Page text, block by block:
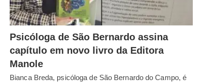
Psicóloga de São Bernardo assina
capítulo em novo livro da Editora
Manole
Bianca Breda, psicóloga de São Bernardo do Campo, é